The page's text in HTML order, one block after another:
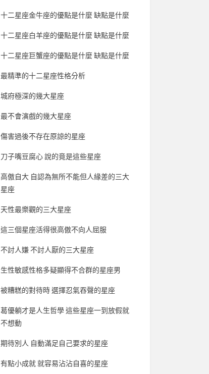
十二星座金牛座的優點是什麼 缺點是什麼
十二星座白羊座的優點是什麼 缺點是什麼
十二星座巨蟹座的優點是什麼 缺點是什麼
最精準的十二星座性格分析
城府極深的幾大星座
最不會演戲的幾大星座
傷害過後不存在原諒的星座
刀子嘴豆腐心 說的竟是這些星座
高傲自大 自認為無所不能但人緣差的三大
星座
天性最樂觀的三大星座
這三個星座活得很高傲不向人屈服
不討人嫌 不討人厭的三大星座
生性敏感性格多疑顯得不合群的星座男
被糟糕的對待時 選擇忍氣吞聲的星座
葛優躺才是人生哲學 這些星座一到放假就
不想動
期待別人 自動滿足自己要求的星座
有點小成就 就容易沾沾自喜的星座